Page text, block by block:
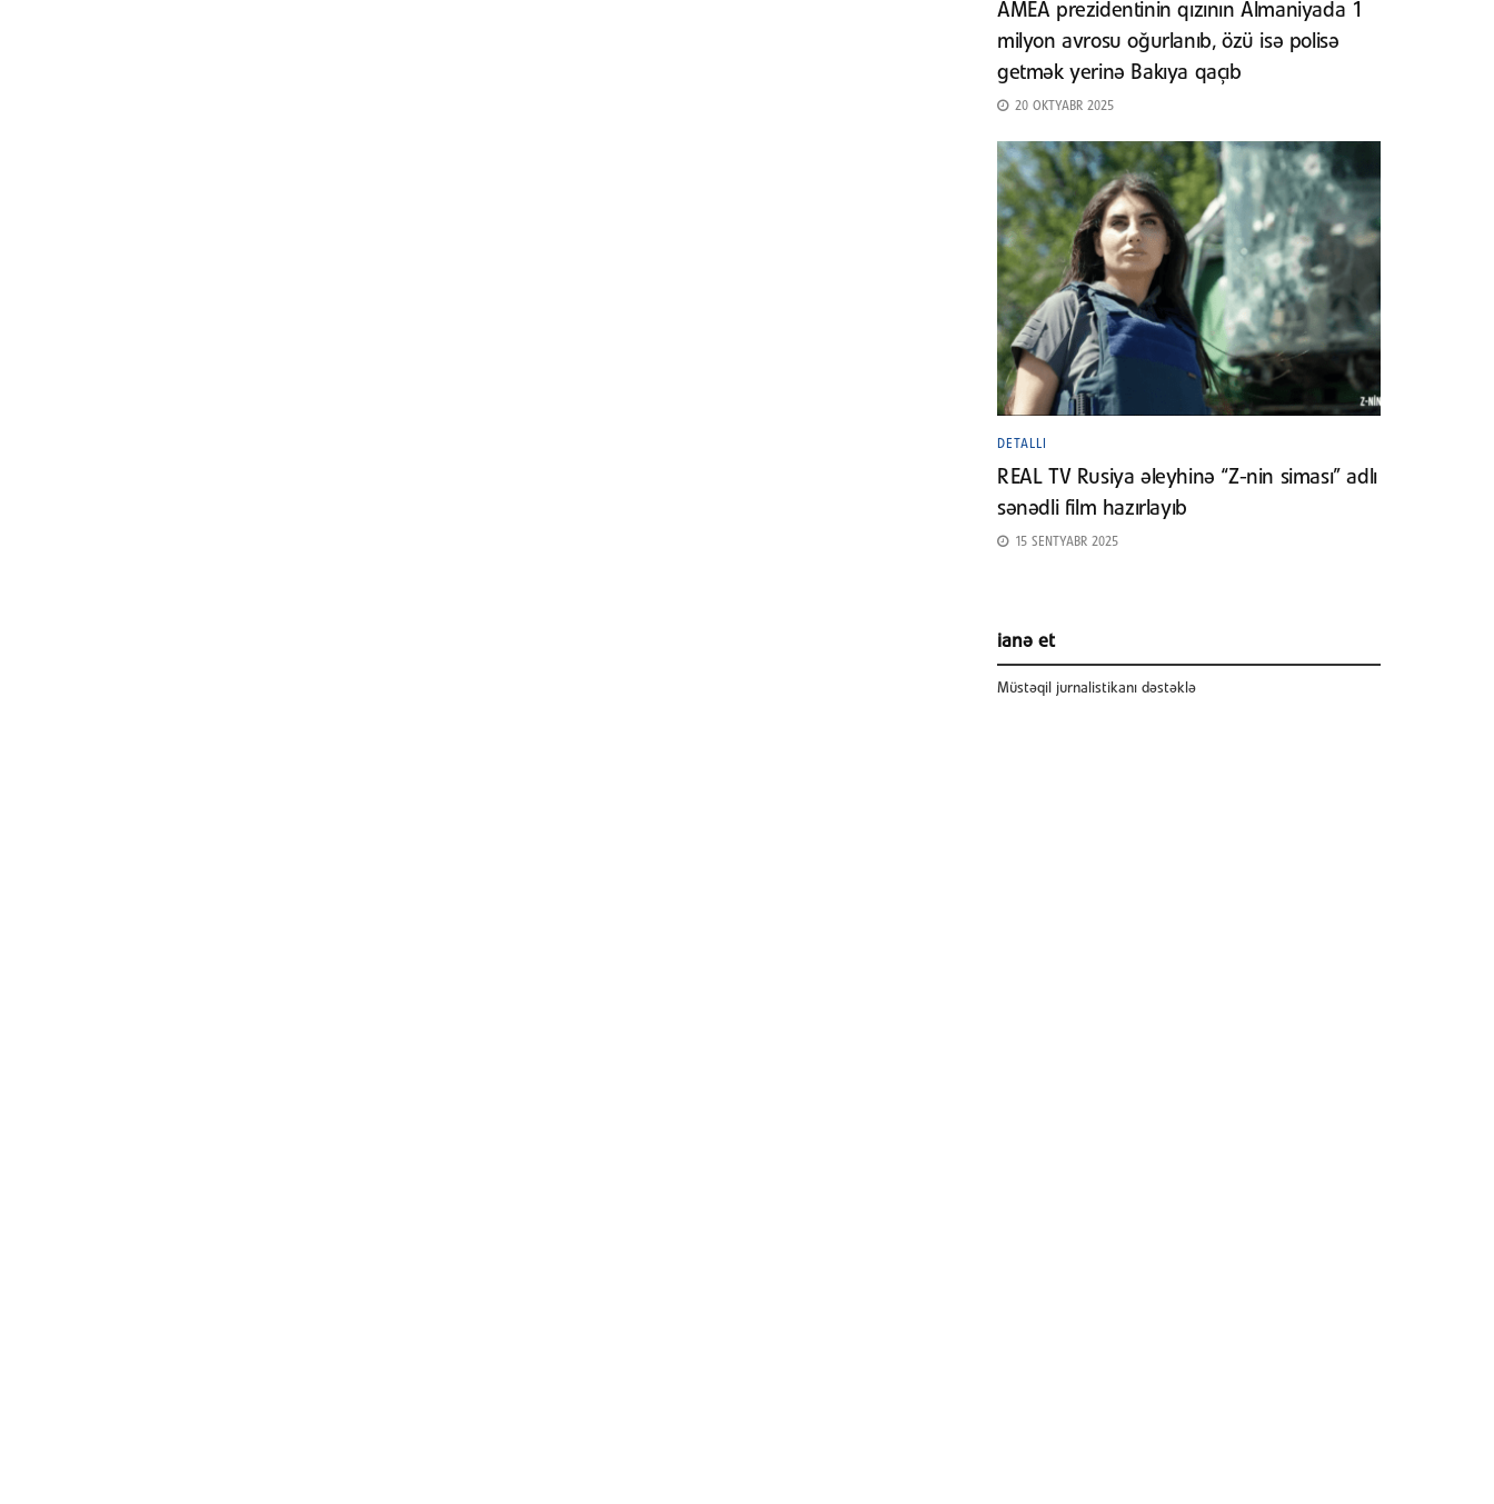
AMEA prezidentinin qızının Almaniyada 1
milyon avrosu oğurlanıb, özü isə polisə
getmək yerinə Bakıya qaçıb
20 OKTYABR 2025
DETALLI
REAL TV Rusiya əleyhinə “Z-nin siması” adlı
sənədli film hazırlayıb
15 SENTYABR 2025
ianə et
Müstəqil jurnalistikanı dəstəklə